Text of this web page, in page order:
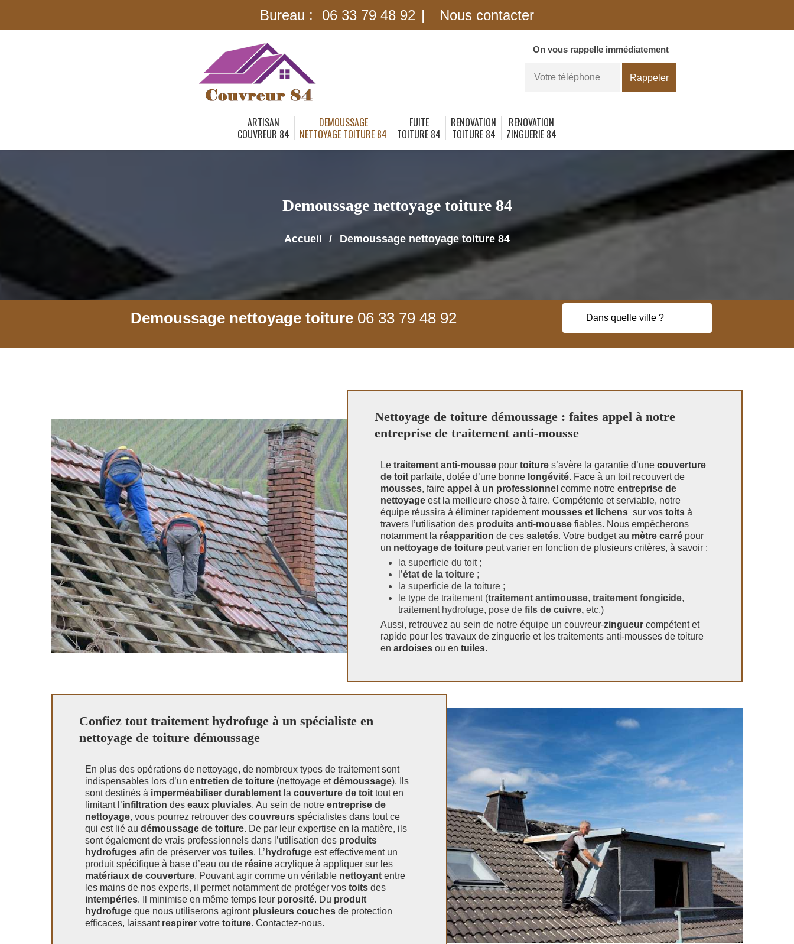
Bureau : 06 33 79 48 92 Nous contacter
On vous rappelle immédiatement
ARTISAN
COUVREUR 84
DEMOUSSAGE
NETTOYAGE TOITURE 84
FUITE
TOITURE 84
RENOVATION
TOITURE 84
RENOVATION
ZINGUERIE 84
Demoussage nettoyage toiture 84
Accueil Demoussage nettoyage toiture 84
Demoussage nettoyage toiture 06 33 79 48 92
Nettoyage de toiture démoussage : faites appel à notre
entreprise de traitement anti-mousse
Le traitement anti-mousse pour toiture s’avère la garantie d’une couverture
de toit parfaite, dotée d’une bonne longévité. Face à un toit recouvert de
mousses, faire appel à un professionnel comme notre entreprise de
nettoyage est la meilleure chose à faire. Compétente et serviable, notre
équipe réussira à éliminer rapidement mousses et lichens sur vos toits à
travers l’utilisation des produits anti-mousse fiables. Nous empêcherons
notamment la réapparition de ces saletés. Votre budget au mètre carré pour
un nettoyage de toiture peut varier en fonction de plusieurs critères, à savoir :
la superficie du toit ;
l’état de la toiture ;
la superficie de la toiture ;
le type de traitement (traitement antimousse, traitement fongicide,
traitement hydrofuge, pose de fils de cuivre, etc.)
Aussi, retrouvez au sein de notre équipe un couvreur-zingueur compétent et
rapide pour les travaux de zinguerie et les traitements anti-mousses de toiture
en ardoises ou en tuiles.
Confiez tout traitement hydrofuge à un spécialiste en
nettoyage de toiture démoussage
En plus des opérations de nettoyage, de nombreux types de traitement sont
indispensables lors d’un entretien de toiture (nettoyage etdémoussage). Ils
sont destinés à imperméabiliser durablement la couverture de toit tout en
limitant l’infiltration des eaux pluviales. Au sein de notre entreprise de
nettoyage, vous pourrez retrouver des couvreurs spécialistes dans tout ce
qui est lié au démoussage de toiture. De par leur expertise en la matière, ils
sont également de vrais professionnels dans l’utilisation des produits
hydrofuges afin de préserver vos tuiles. L’ hydrofuge est effectivement un
produit spécifique à base d’eau ou de résine acrylique à appliquer sur les
matériaux de couverture. Pouvant agir comme un véritable nettoyant entre
les mains de nos experts, il permet notamment de protéger vos toits des
intempéries. Il minimise en même temps leur porosité. Du produit
hydrofuge que nous utiliserons agiront plusieurs couches de protection
efficaces, laissant respirer votre toiture. Contactez-nous.